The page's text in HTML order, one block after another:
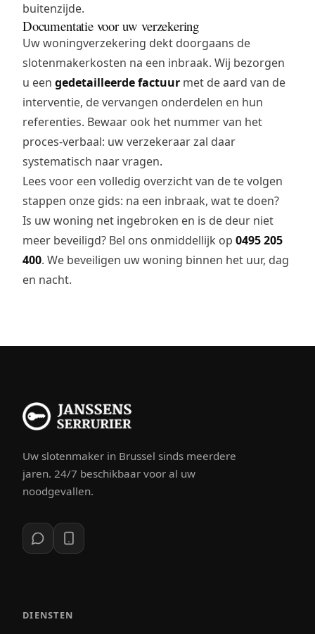
buitenzijde.
Documentatie voor uw verzekering
Uw woningverzekering dekt doorgaans de
slotenmakerkosten na een inbraak. Wij bezorgen
u een gedetailleerde factuur met de aard van de
interventie, de vervangen onderdelen en hun
referenties. Bewaar ook het nummer van het
proces-verbaal: uw verzekeraar zal daar
systematisch naar vragen.
Lees voor een volledig overzicht van de te volgen
stappen onze gids: na een inbraak, wat te doen?
Is uw woning net ingebroken en is de deur niet
meer beveiligd? Bel ons onmiddellijk op 0495 205
400. We beveiligen uw woning binnen het uur, dag
en nacht.
Uw slotenmaker in Brussel sinds meerdere
jaren. 24/7 beschikbaar voor al uw
noodgevallen.
DIENSTEN